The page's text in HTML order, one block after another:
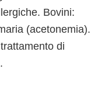
Bovini:
(acetonemia).
di